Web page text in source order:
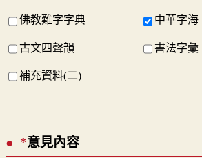
佛教難字字典 中華字海
古文四聲韻 書法字彙
補充資料(二)
*意見內容